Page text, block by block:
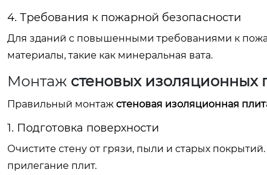
4. Требования к пожарной безопасности
Для зданий с повышенными требованиями к
материалы, такие как минеральная вата.
Монтаж стеновых изоляционных
Правильный монтаж стеновая изоляционная
1. Подготовка поверхности
Очистите стену от грязи, пыли и старых
прилегание плит.